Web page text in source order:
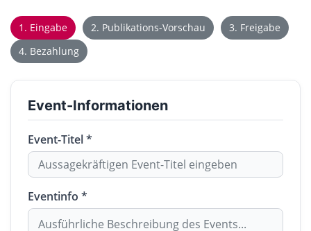
1. Eingabe 2. Publikations-Vorschau
3. Freigabe
4. Bezahlung
Event-Informationen
Event-Titel *
Eventinfo *